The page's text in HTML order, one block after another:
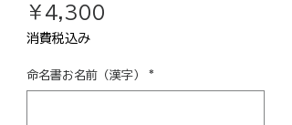
￥4,300
消費税込み
命名書お名前（漢字） *